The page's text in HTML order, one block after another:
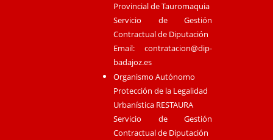
Provincial de Tauromaquia
Servicio de Gestión
Contractual de Diputación
Email:contratacion@dip-
badajoz.es
Organismo Autónomo
Protección de la Legalidad
Urbanística RESTAURA
Servicio de Gestión
Contractual de Diputación